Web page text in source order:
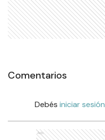
Comentarios
Debés iniciar sesión
Ads